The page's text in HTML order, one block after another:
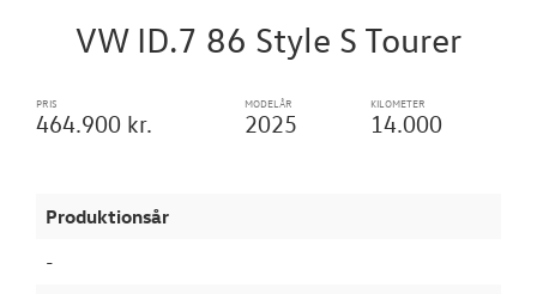
TILBEHØR
VW ID.7 86 Style S Tourer
PRIS
464.900 kr.
MODELÅR
2025
KILOMETER
14.000
Produktionsår
-